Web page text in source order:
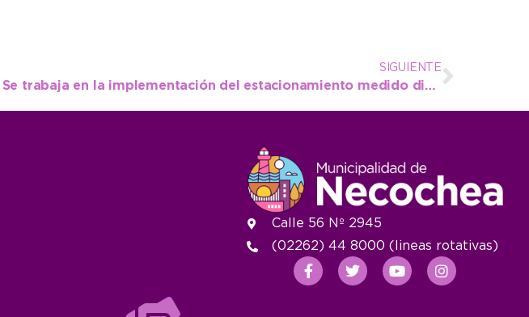
SIGUIENTE
Se trabaja en la implementación del estacionamiento medido digital
Calle 56 Nº 2945
(02262) 44 8000 (lineas rotativas)